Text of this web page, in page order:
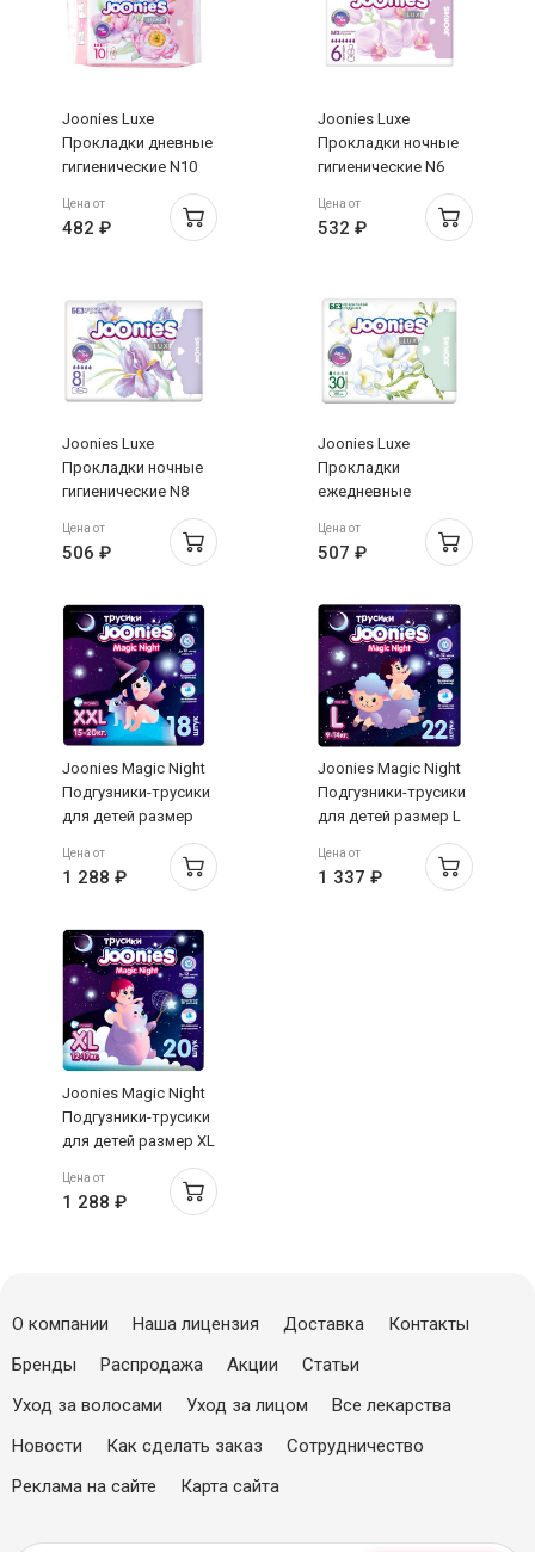
Joonies Luxe
Прокладки дневные
гигиенические N10
Цена от
482 ₽
Joonies Luxe
Прокладки ночные
гигиенические N6
Цена от
532 ₽
Joonies Luxe
Прокладки ночные
гигиенические N8
Цена от
506 ₽
Joonies Luxe
Прокладки
ежедневные
женские N30
Цена от
507 ₽
Joonies Magic Night
Подгузники-трусики
для детей размер
Цена от
1 288 ₽
Joonies Magic Night
Подгузники-трусики
для детей размер L
Цена от
1 337 ₽
Joonies Magic Night
Подгузники-трусики
для детей размер XL
Цена от
1 288 ₽
О компании Наша лицензия Доставка
Контакты
Бренды
Распродажа Акции
Статьи
Уход за волосами
Уход за лицом
Все лекарства
Новости
Как сделать заказ
Сотрудничество
Реклама на сайте
Карта сайта